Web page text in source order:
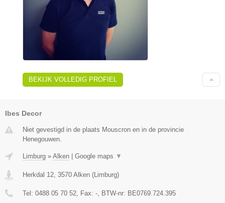
BEKIJK VOLLEDIG PROFIEL
Ibes Decor
Niet gevestigd in de plaats Mouscron en in de provincie
Henegouwen.
Limburg » Alken Google maps ▼
Herkdal 12, 3570 Alken (Limburg)
Tel: 0488 05 70 52, Fax: -, BTW-nr: BE0769.724.395